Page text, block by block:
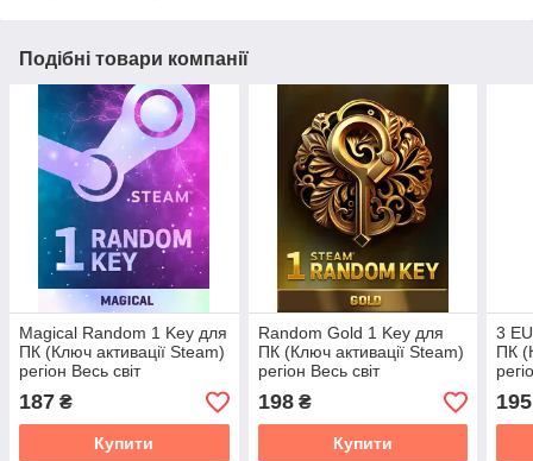
Подібні товари компанії
Magical Random 1 Key для
ПК (Ключ активації Steam)
регіон Весь світ
187 ₴
Купити
Random Gold 1 Key для
ПК (Ключ активації Steam)
регіон Весь світ
198₴
Купити
3
ПК
195